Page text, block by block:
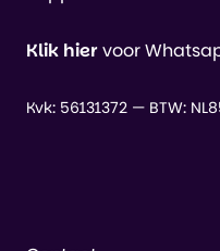
Klik hiervoor
Kvk: 56131372 — BTW: